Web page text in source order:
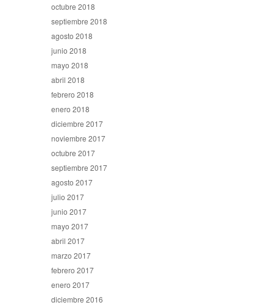
octubre 2018
septiembre 2018
agosto 2018
junio 2018
mayo 2018
abril 2018
febrero 2018
enero 2018
diciembre 2017
noviembre 2017
octubre 2017
septiembre 2017
agosto 2017
julio 2017
junio 2017
mayo 2017
abril 2017
marzo 2017
febrero 2017
enero 2017
diciembre 2016